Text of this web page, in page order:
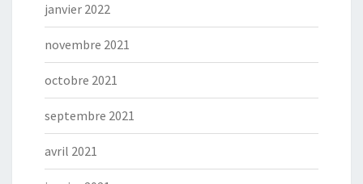
janvier 2022
novembre 2021
octobre 2021
septembre 2021
avril 2021